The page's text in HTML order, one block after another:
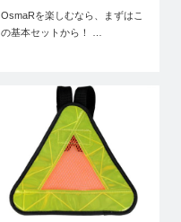
OsmaRを楽しむなら、まずはこ
の基本セットから！ …